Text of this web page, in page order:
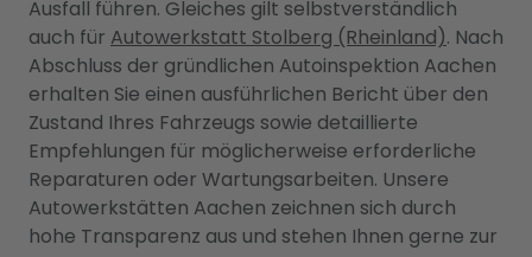
Ausfall führen. Gleiches gilt selbstverständlich
auch für Autowerkstatt Stolberg (Rheinland). Nach
Abschluss der gründlichen Autoinspektion Aachen
erhalten Sie einen ausführlichen Bericht über den
Zustand Ihres Fahrzeugs sowie detaillierte
Empfehlungen für möglicherweise erforderliche
Reparaturen oder Wartungsarbeiten. Unsere
Autowerkstätten Aachen zeichnen sich durch
hohe Transparenz aus und stehen Ihnen gerne zur